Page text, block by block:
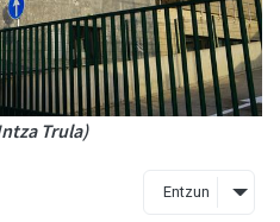
Trula)
Entzun